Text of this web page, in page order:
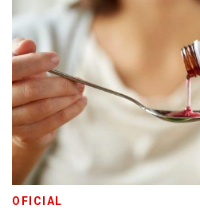
OFICIAL